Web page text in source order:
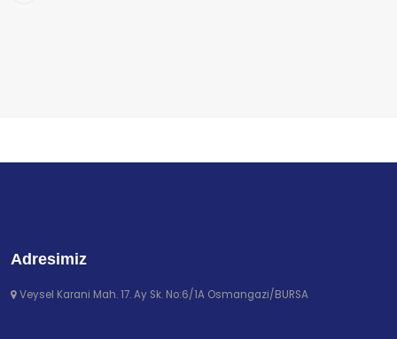
Adresimiz
Veysel Karani Mah. 17. Ay Sk. No:6/1A Osmangazi/BURSA